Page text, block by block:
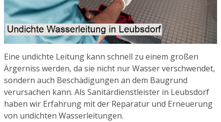
Eine undichte Leitung kann schnell zu einem großen
Ärgerniss werden, da sie nicht nur Wasser verschwendet,
sondern auch Beschädigungen an dem Baugrund
verursachen kann. Als Sanitärdienstleister in Leubsdorf
haben wir Erfahrung mit der Reparatur und Erneuerung
von undichten Wasserleitungen.